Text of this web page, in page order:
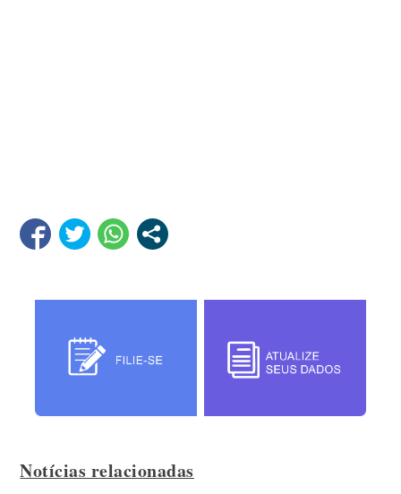
Notícias relacionadas